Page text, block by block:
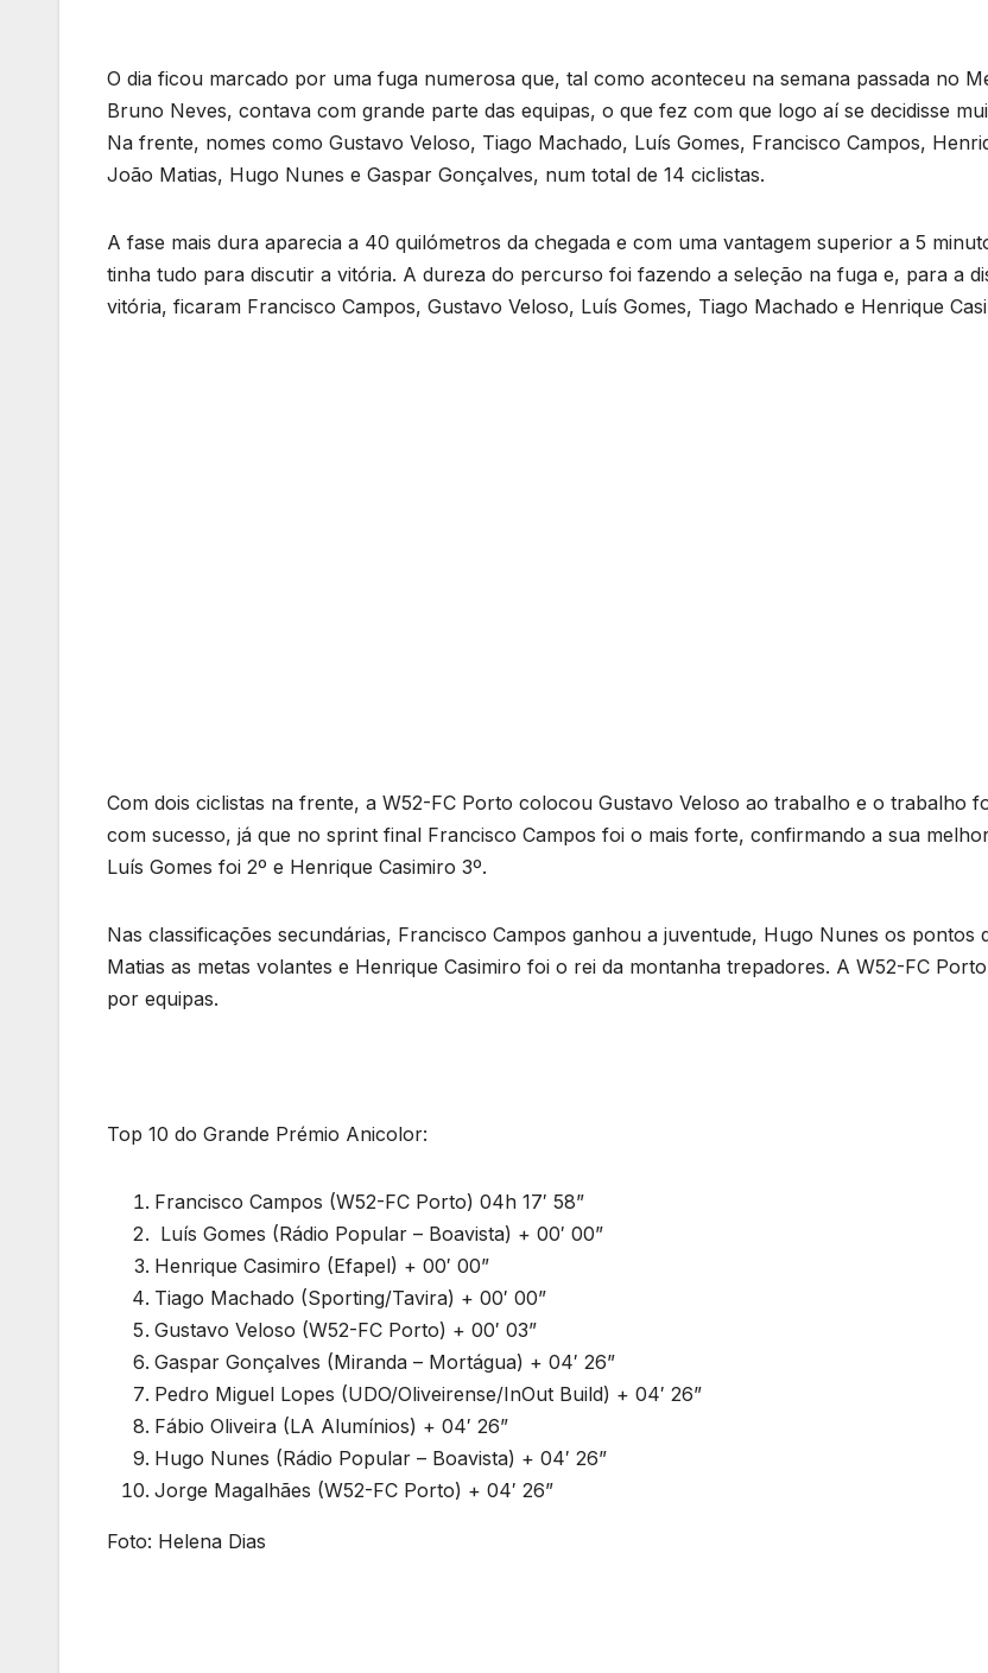
O dia ficou marcado por uma fuga numerosa que, tal como aconteceu na semana passada no
Bruno Neves, contava com grande parte das equipas, o que fez com que logo aí se decidisse
Na frente, nomes como Gustavo Veloso, Tiago Machado, Luís Gomes, Francisco Campos,
João Matias, Hugo Nunes e Gaspar Gonçalves, num total de 14 ciclistas.
A fase mais dura aparecia a 40 quilómetros da chegada e com uma vantagem superior a 5
tinha tudo para discutir a vitória. A dureza do percurso foi fazendo a seleção na fuga e, para a
vitória, ficaram Francisco Campos, Gustavo Veloso, Luís Gomes, Tiago Machado e Henrique
Com dois ciclistas na frente, a W52-FC Porto colocou Gustavo Veloso ao trabalho e o trabalho
com sucesso, já que no sprint final Francisco Campos foi o mais forte, confirmando a sua
Luís Gomes foi 2º e Henrique Casimiro 3º.
Nas classificações secundárias, Francisco Campos ganhou a juventude, Hugo Nunes os pontos
Matias as metas volantes e Henrique Casimiro foi o rei da montanha trepadores. A W52-FC
por equipas.
Top 10 do Grande Prémio Anicolor:
Francisco Campos (W52-FC Porto) 04h 17′ 58”
Luís Gomes (Rádio Popular – Boavista) + 00′ 00”
Henrique Casimiro (Efapel) + 00′ 00”
Tiago Machado (Sporting/Tavira) + 00′ 00”
Gustavo Veloso (W52-FC Porto) + 00′ 03”
Gaspar Gonçalves (Miranda – Mortágua) + 04′ 26”
Pedro Miguel Lopes (UDO/Oliveirense/InOut Build) + 04′ 26”
Fábio Oliveira (LA Alumínios) + 04′ 26”
Hugo Nunes (Rádio Popular – Boavista) + 04′ 26”
Jorge Magalhães (W52-FC Porto) + 04′ 26”
Foto: Helena Dias